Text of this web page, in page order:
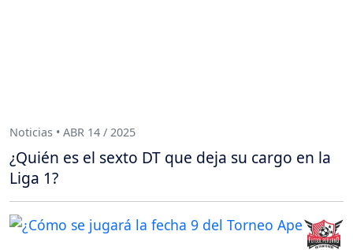
Noticias • ABR 14 / 2025
¿Quién es el sexto DT que deja su cargo en la
Liga 1?